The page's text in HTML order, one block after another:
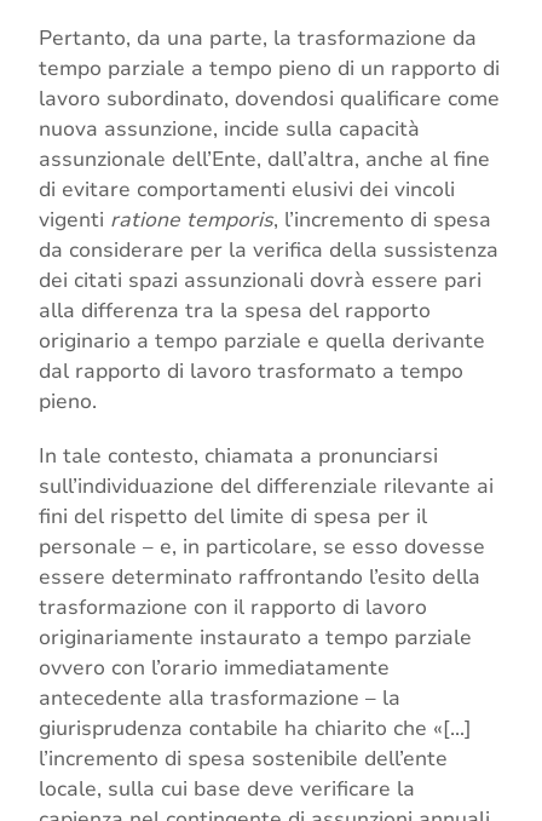
Pertanto, da una parte, la trasformazione da
tempo parziale a tempo pieno di un rapporto di
lavoro subordinato, dovendosi qualificare come
nuova assunzione, incide sulla capacità
assunzionale dell’Ente, dall’altra, anche al fine
di evitare comportamenti elusivi dei vincoli
vigenti ratione temporis, l’incremento di spesa
da considerare per la verifica della sussistenza
dei citati spazi assunzionali dovrà essere pari
alla differenza tra la spesa del rapporto
originario a tempo parziale e quella derivante
dal rapporto di lavoro trasformato a tempo
pieno.
In tale contesto, chiamata a pronunciarsi
sull’individuazione del differenziale rilevante ai
fini del rispetto del limite di spesa per il
personale – e, in particolare, se esso dovesse
essere determinato raffrontando l’esito della
trasformazione con il rapporto di lavoro
originariamente instaurato a tempo parziale
ovvero con l’orario immediatamente
antecedente alla trasformazione – la
giurisprudenza contabile ha chiarito che «[…]
l’incremento di spesa sostenibile dell’ente
locale, sulla cui base deve verificare la